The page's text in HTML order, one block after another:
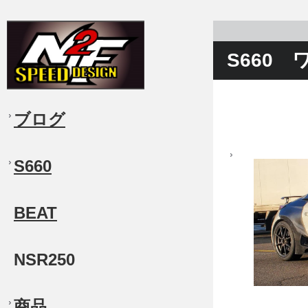
S660
ブログ
S660
BEAT
NSR250